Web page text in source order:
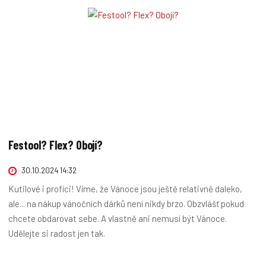
Festool? Flex? Obojí?
30.10.2024 14:32
Kutilové i profíci! Víme, že Vánoce jsou ještě relativně daleko,
ale... na nákup vánočních dárků není nikdy brzo. Obzvlášť pokud
chcete obdarovat sebe. A vlastně ani nemusí být Vánoce.
Udělejte si radost jen tak.